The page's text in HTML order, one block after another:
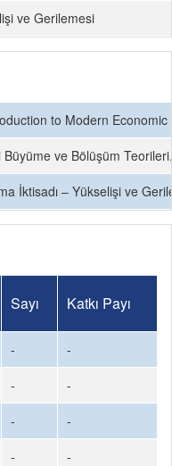
ve Gerilemesi
to Modern
ve Bölüşüm
İktisadı – Yükselişi ve
Sayı Katkı Payı
-
-
-
-
-
-
-
-